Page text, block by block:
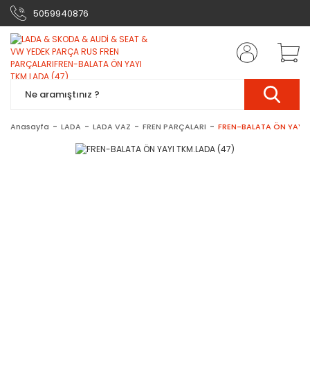
5059940876
Anasayfa LADA LADA VAZ FREN PARÇALARI FREN-BALATA ÖN